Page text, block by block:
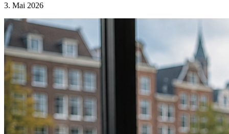
3. Mai 2026